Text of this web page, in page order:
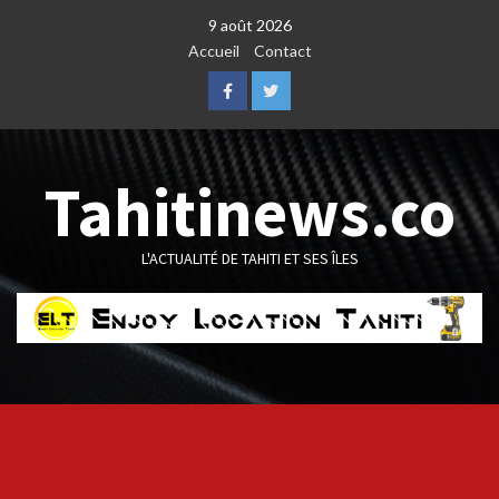
9 août 2026
Accueil
Contact
FacebookTwitter
Tahitinews.co
L'ACTUALITÉ DE TAHITI ET SES ÎLES